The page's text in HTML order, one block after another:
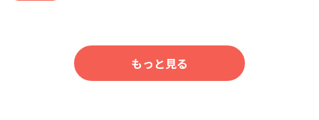
もっと見る